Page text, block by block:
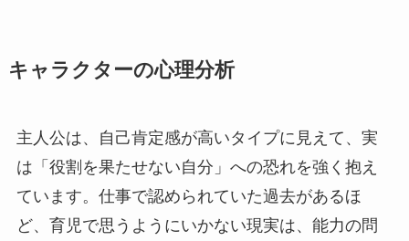
キャラクターの心理分析
主人公は、自己肯定感が高いタイプに見えて、実
は「役割を果たせない自分」への恐れを強く抱え
ています。仕事で認められていた過去があるほ
ど、育児で思うようにいかない現実は、能力の問